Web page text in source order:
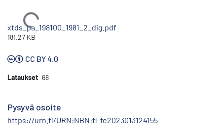
Ladataan...
xtds_pa_198100_1981_2_dig.pdf
181.27 KB
CC BY 4.0
Lataukset 68
Pysyvä osoite
https://urn.fi/URN:NBN:fi-fe2023013124155